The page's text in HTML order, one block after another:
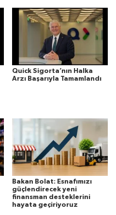
Quick Sigorta’nın Halka
Arzı Başarıyla Tamamlandı
Bakan Bolat: Esnafımızı
güçlendirecek yeni
finansman desteklerini
hayata geçiriyoruz